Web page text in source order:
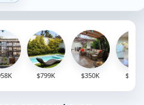
$799K $350K $538K